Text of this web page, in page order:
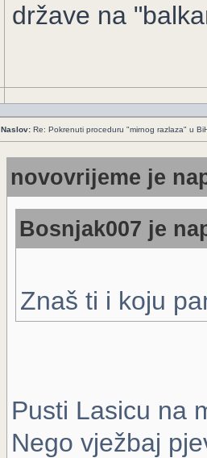
države na
Naslov: Re: Pokrenuti proceduru "mirnog razlaza" u
novovrijeme je
Bosnjak007 je
Znaš ti i koju
Pusti Lasicu na
Nego vježbaj